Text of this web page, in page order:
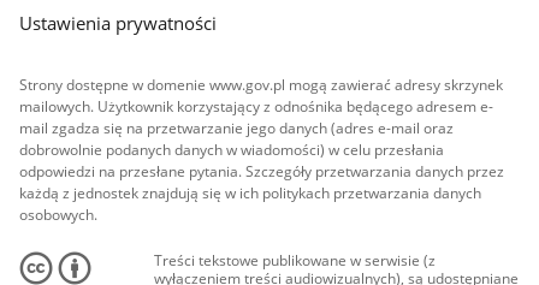
Ustawienia prywatności
Strony dostępne w domenie www.gov.pl mogą zawierać adresy skrzynek
mailowych. Użytkownik korzystający z odnośnika będącego adresem e-
mail zgadza się na przetwarzanie jego danych (adres e-mail oraz
dobrowolnie podanych danych w wiadomości) w celu przesłania
odpowiedzi na przesłane pytania. Szczegóły przetwarzania danych przez
każdą z jednostek znajdują się w ich politykach przetwarzania danych
osobowych.
Treści tekstowe publikowane w serwisie (z
wyłączeniem treści audiowizualnych), są udostępniane